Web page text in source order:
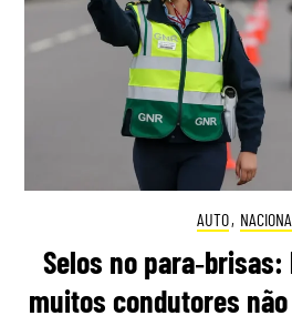
AUTO,
Selos no
muitos condutores